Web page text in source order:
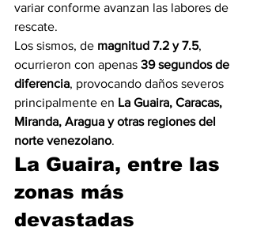
variar conforme avanzan las labores de
rescate.
Los sismos, de magnitud 7.2 y 7.5,
ocurrieron con apenas 39 segundos de
diferencia, provocando daños severos
principalmente en La Guaira, Caracas,
Miranda, Aragua y otras regiones del
norte venezolano.
La Guaira, entre las
zonas más
devastadas